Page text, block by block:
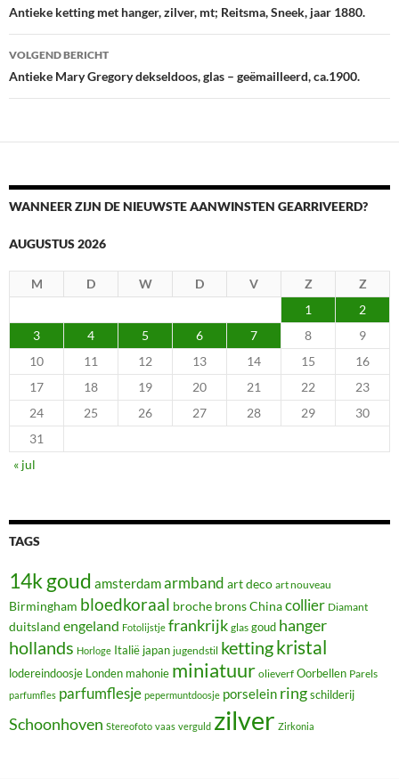
Antieke ketting met hanger, zilver, mt; Reitsma, Sneek, jaar 1880.
VOLGEND BERICHT
Antieke Mary Gregory dekseldoos, glas – geëmailleerd, ca.1900.
WANNEER ZIJN DE NIEUWSTE AANWINSTEN GEARRIVEERD?
AUGUSTUS 2026
M D W D V Z
Z
1
2
3
4 5 6 7 8
9
10
11 12 13 14 15
16
17
18 19 20 21 22
23
24
25 26 27 28 29
30
31
« jul
TAGS
14k goud amsterdamarmband art deco art nouveau
Birmingham bloedkoraal broche bronsChinacollier Diamant
duitsland engeland Fotolijstje frankrijk glas goud hanger
hollands Horloge Italië japan jugendstil kettingkristal
lodereindoosje Londen mahonie miniatuur olieverf Oorbellen Parels
parfumfles parfumflesje pepermuntdoosje porselein ringschilderij
Schoonhoven Stereofoto vaas verguld zilver Zirkonia